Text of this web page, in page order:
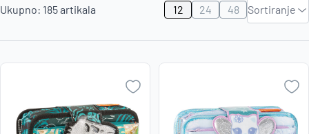
Ukupno: 185artikala 12 24 48 Sortiranje
Najviša
cijena
cijena
Naziv A-
Naziv Z-